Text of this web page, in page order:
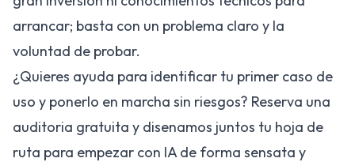
arrancar; basta con un problema claro y la
voluntad de probar.
¿Quieres ayuda para identificar tu primer caso de
uso y ponerlo en marcha sin riesgos? Reserva una
auditoria gratuita y disenamos juntos tu hoja de
ruta para empezar con IA de forma sensata y